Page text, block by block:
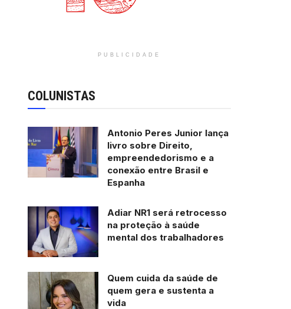
PUBLICIDADE
COLUNISTAS
Antonio Peres Junior lança
livro sobre Direito,
empreendedorismo e a
conexão entre Brasil e
Espanha
Adiar NR1 será retrocesso
na proteção à saúde
mental dos trabalhadores
Quem cuida da saúde de
quem gera e sustenta a
vida